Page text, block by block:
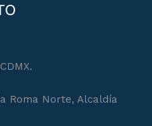
Roma Norte, Alcaldía